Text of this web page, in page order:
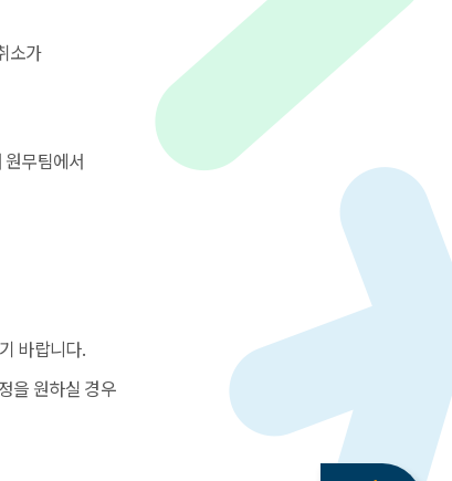
소가
무팀에서
바랍니다.
을 원하실 경우